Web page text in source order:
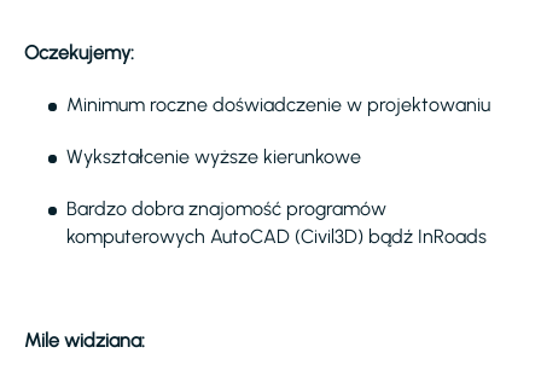
Oczekujemy:
Minimum roczne doświadczenie w projektowaniu
Wykształcenie wyższe kierunkowe
Bardzo dobra znajomość programów
komputerowych AutoCAD (Civil3D) bądź InRoads
Mile widziana: